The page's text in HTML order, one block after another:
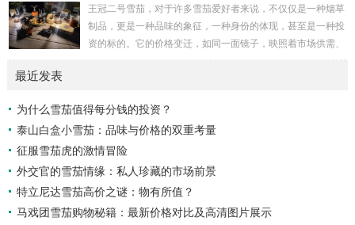
而，在上海，这种传统符号被赋予了更多维度的意义。上海的
雪茄市场不仅仅是商品的交换平台，它更像是一个社交的场
域，是精英人士心灵的栖息之地，是文化传承与创新的纽...
王冠二号雪茄，对于许多雪茄爱好者来说，不仅仅是一种烟草
制品，更是一种品味的象征，一种身份的体现，甚至是一种投
资的标的。它的价格变迁，如同一面镜子，映照着市场供需、
多方面的。原材料成本是基础。优质烟叶的种植、采摘、发酵
和醇化都需要耗费大量的人力物力，气候变化、病虫害等自然
因素也可能影响烟叶的产量和质量，进而影响雪茄的...
最近发表
为什么雪茄值得每分钱的投资？
泰山白盒小雪茄：品味与价格的双重考量
征服雪茄虎的激情冒险
外交官的雪茄情缘：私人珍藏的市场前景
特立尼达雪茄高价之谜：物有所值？
马戏团雪茄购物秘籍：最新价格对比及高清图片展示